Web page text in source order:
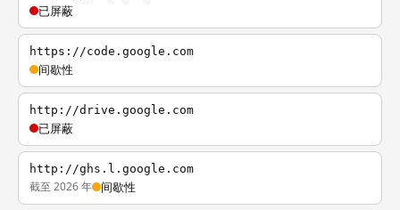
已屏蔽
https://code.google.com
间歇性
http://drive.google.com
已屏蔽
http://ghs.l.google.com
截至 2026 年 间歇性